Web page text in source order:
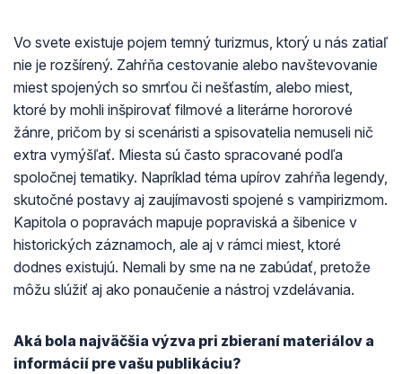
Vo svete existuje pojem temný turizmus, ktorý u nás zatiaľ
nie je rozšírený. Zahŕňa cestovanie alebo navštevovanie
miest spojených so smrťou či nešťastím, alebo miest,
ktoré by mohli inšpirovať filmové a literárne hororové
žánre, pričom by si scenáristi a spisovatelia nemuseli nič
extra vymýšľať. Miesta sú často spracované podľa
spoločnej tematiky. Napríklad téma upírov zahŕňa legendy,
skutočné postavy aj zaujímavosti spojené s vampirizmom.
Kapitola o popravách mapuje popraviská a šibenice v
historických záznamoch, ale aj v rámci miest, ktoré
dodnes existujú. Nemali by sme na ne zabúdať, pretože
môžu slúžiť aj ako ponaučenie a nástroj vzdelávania.
Aká bola najväčšia výzva pri zbieraní materiálov a
informácií pre vašu publikáciu?